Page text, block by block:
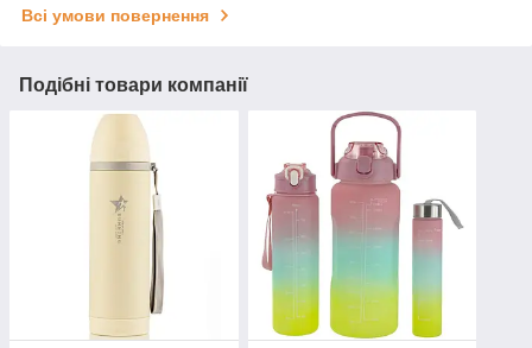
Всі умови повернення
Подібні товари компанії